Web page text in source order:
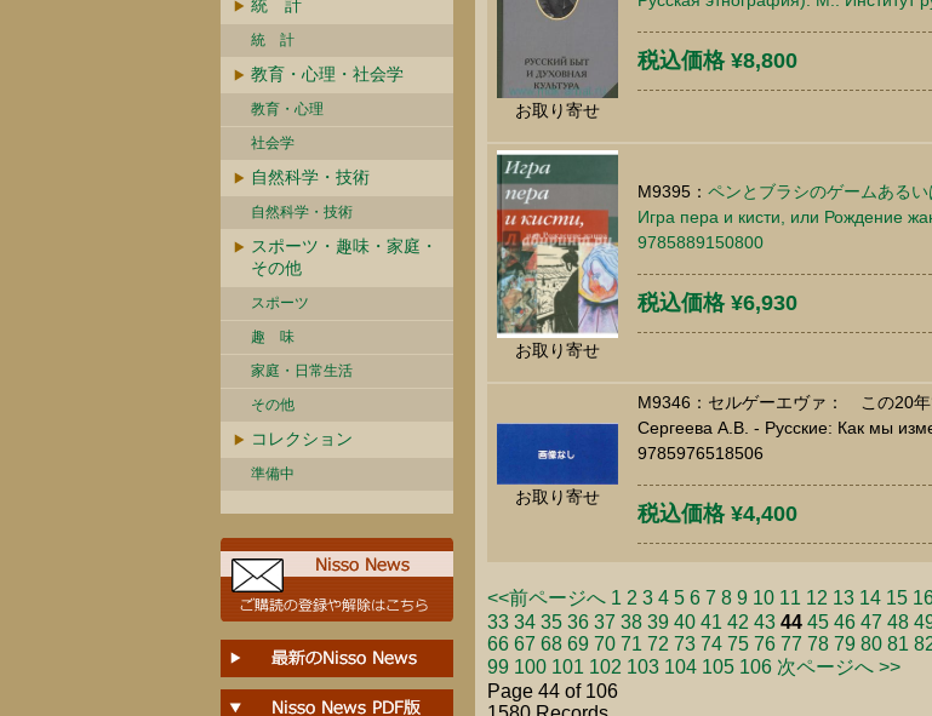
統 計
統 計
教育・心理・社会学
教育・心理
社会学
自然科学・技術
自然科学・技術
スポーツ・趣味・家庭・
その他
スポーツ
趣 味
家庭・日常生活
その他
コレクション
準備中
お取り寄せ
税込価格 ¥8,800
お取り寄せ
M9395： ペンとブラシのゲームある
Игра пера и кисти, или Рождение
9785889150800
税込価格 ¥6,930
お取り寄せ
M9346：セルゲーエヴァ： この20
Сергеева А.В. - Русские: Как мы
9785976518506
税込価格 ¥4,400
<<前ページへ 1 2 3 4 5 6 7 8 9 10 11 12 13 14 15
33 34 35 36 37 38 39 40 41 42 43 44 45 46 47 48
66 67 68 69 70 71 72 73 74 75 76 77 78 79 80 81
99 100 101 102 103 104 105 106 次ページへ >>
Page 44 of 106